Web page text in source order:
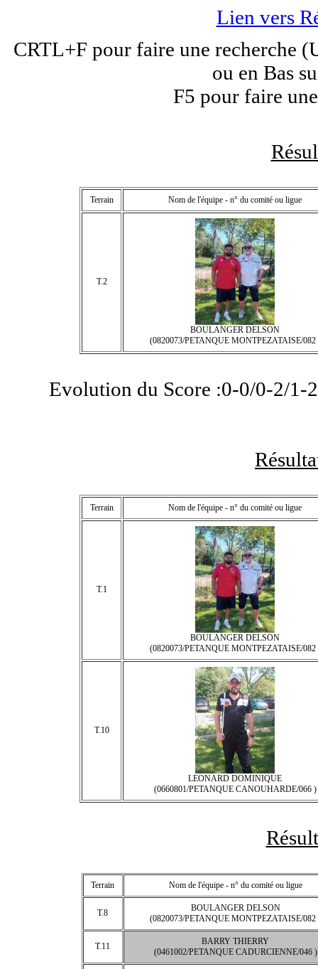
Lien vers
CRTL+F pour faire une recherche
ou en Bas
F5 pour faire
Terrain Nom de l'équipe - n° du comité ou ligue
T.2
BOULANGER DELSON
(0820073/PETANQUE MONTPEZATAISE/082
Evolution du Score :0-0/0-2/
Terrain Nom de l'équipe - n° du comité ou ligue
T.1
BOULANGER DELSON
(0820073/PETANQUE MONTPEZATAISE/082
T.10
LEONARD DOMINIQUE
(0660801/PETANQUE CANOUHARDE/066 )
Terrain Nom de l'équipe - n° du comité ou ligue
T.8
BOULANGER DELSON
(0820073/PETANQUE MONTPEZATAISE/082
T.11
BARRY THIERRY
(0461002/PETANQUE CADURCIENNE/046 )